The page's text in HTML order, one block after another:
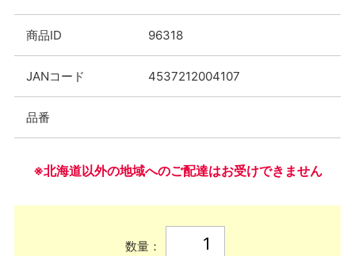
商品ID 96318
JANコード 4537212004107
品番
※北海道以外の地域へのご配達はお受けできません
数量：